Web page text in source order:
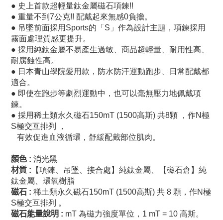
● 史上首款超輕量鈦金屬磁石項鍊!!
● 重量不到7公克!! 配戴起來無感0負擔。
● 吊墜前面採用Sports的「S」作為設計主題，項鍊採用
霧面處理質感更提升。
● 採用純鈦金屬不易產生過敏、商品超輕量、耐用性高、
耐腐蝕性高。
● 日本青山學院愛用款，防水防汗運動跑步、日常配戴都
適合。
● 即使在跑步等劇烈運動中，也可以毫無壓力地佩戴項
鍊。
● 採用稀土類永久磁石150mT (1500高斯) 共8顆 ，作N極
S極交互排列 ，
有效促進血液循環，舒緩配戴部位肌肉。
顏色 : 消光黑
材質 : 【項鍊、吊墜、接合處】純鈦金屬、【磁石倉】純
鈦金屬、環氧樹脂
磁石 : 稀土類永久磁石150mT (1500高斯) 共 8 顆，作N極
S極交互排列 。
磁石能量說明 : mT 為磁力強度單位，1 mT = 10 高斯。